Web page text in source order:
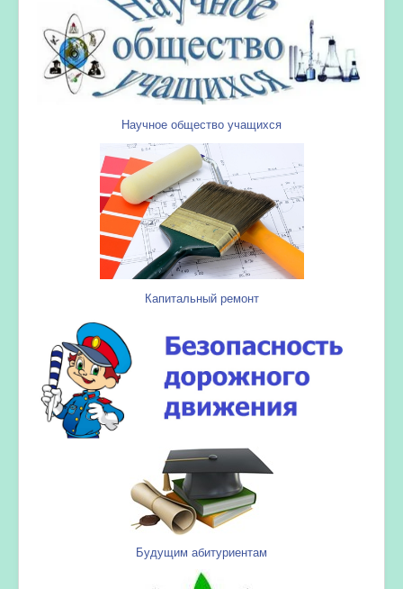
Научное общество учащихся
Капитальный ремонт
Будущим абитуриентам